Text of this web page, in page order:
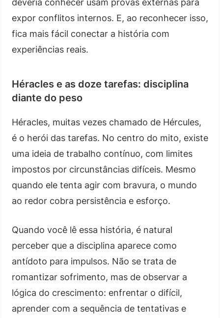
deveria conhecer usam provas externas para
expor conflitos internos. E, ao reconhecer isso,
fica mais fácil conectar a história com
experiências reais.
Héracles e as doze tarefas: disciplina
diante do peso
Héracles, muitas vezes chamado de Hércules,
é o herói das tarefas. No centro do mito, existe
uma ideia de trabalho contínuo, com limites
impostos por circunstâncias difíceis. Mesmo
quando ele tenta agir com bravura, o mundo
ao redor cobra persistência e esforço.
Quando você lê essa história, é natural
perceber que a disciplina aparece como
antídoto para impulsos. Não se trata de
romantizar sofrimento, mas de observar a
lógica do crescimento: enfrentar o difícil,
aprender com a sequência de tentativas e